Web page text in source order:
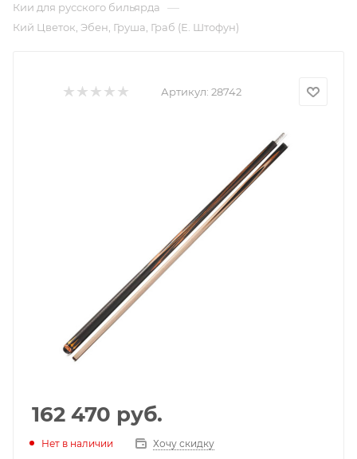
Кии для русского бильярда —
Кий Цветок, Эбен, Груша, Граб (Е. Штофун)
Артикул: 28742
162 470 руб.
Нет в наличии Хочу скидку